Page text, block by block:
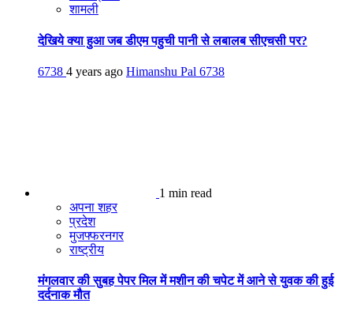
शामली
देखिये क्या हुआ जब डीएम पहुची पानी से लबालब सीएचसी पर?
6738 4 years ago Himanshu Pal 6738
1 min read
अपना शहर
प्रदेश
मुजफ्फरनगर
राष्ट्रीय
मंगलवार की सुबह पेपर मिल में मशीन की चपेट में आने से युवक की हुई
दर्दनाक मौत